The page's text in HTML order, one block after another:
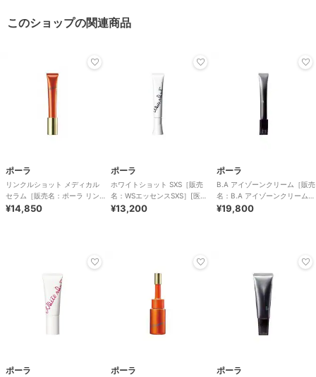
このショップの関連商品
ポーラ
リンクルショット メディカル
セラム［販売名：ポーラ リン
クルショット
¥14,850
ポーラ
ホワイトショット SXS［販売
名：WSエッセンスSXS］[医薬
部外品]
¥13,200
ポーラ
B.A アイゾーンクリーム［販売
名：B.A アイゾーンクリーム
N］
¥19,800
ポーラ ポーラ ポーラ